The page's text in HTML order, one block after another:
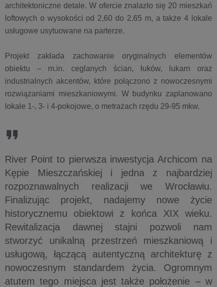
architektoniczne detale. W ofercie znalazło się 20 mieszkań
loftowych o wysokości od 2,60 do 2,65 m, a także 4 lokale
usługowe usytuowane na parterze.
Projekt zakłada zachowanie oryginalnych elementów
obiektu – m.in. ceglanych ścian, łuków, lukarn oraz
industrialnych akcentów, które połączono z nowoczesnymi
rozwiązaniami mieszkaniowymi. W budynku zaplanowano
lokale 1-, 3- i 4-pokojowe, o metrażach rzędu 29-95 mkw.
River Point to pierwsza inwestycja Archicom na
Kępie Mieszczańskiej i jedna z najbardziej
rozpoznawalnych realizacji we Wrocławiu.
Finalizując projekt, nadajemy nowe życie
historycznemu obiektowi z końca XIX wieku.
Rewitalizacja dawnej stajni pozwoli nam
stworzyć unikalną przestrzeń mieszkaniową i
usługową, łączącą autentyczną architekturę z
nowoczesnym standardem życia. Ogromnym
atutem tego miejsca jest także położenie – w